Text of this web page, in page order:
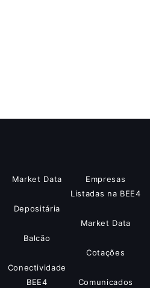
Market Data
Depositária
Balcão
Conectividade
BEE4
Empresas
Listadas na BEE4
Market Data
Cotações
Comunicados